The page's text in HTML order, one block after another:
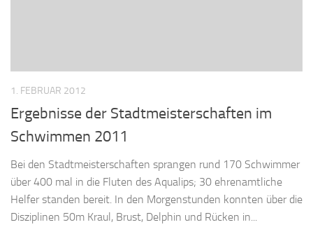
1. FEBRUAR 2012
Ergebnisse der Stadtmeisterschaften im
Schwimmen 2011
Bei den Stadtmeisterschaften sprangen rund 170 Schwimmer
über 400 mal in die Fluten des Aqualips; 30 ehrenamtliche
Helfer standen bereit. In den Morgenstunden konnten über die
Disziplinen 50m Kraul, Brust, Delphin und Rücken in...